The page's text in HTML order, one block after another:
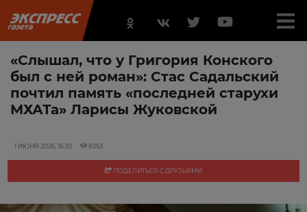
«Слышал, что у Григория Конского
был с ней роман»: Стас Садальский
почтил память «последней старухи
МХАТа» Ларисы Жуковской
1 ИЮНЯ 2026, 16:30 8253
ПОДЕЛИТЬСЯ С ДРУЗЬЯМИ